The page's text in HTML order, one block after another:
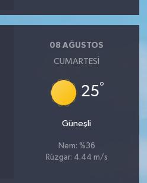
08 AĞUSTOS
CUMARTESI
25°
Güneşli
Nem: %36
Rüzgar: 4.44 m/s